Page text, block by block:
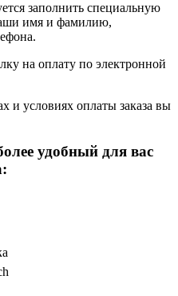
заполнить специальную
имя и фамилию,
на оплату по электронной
и условиях оплаты заказа вы
удобный для вас